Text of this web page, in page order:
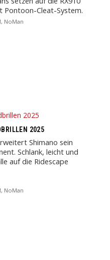
Pontoon-Cleat-System.
NoMan
2025
Shimano sein
Schlank, leicht und
auf die Ridescape
NoMan